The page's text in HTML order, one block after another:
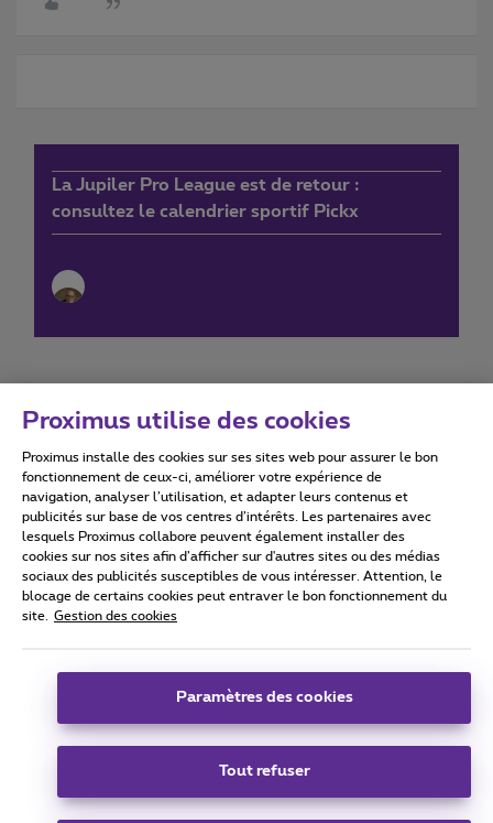
La Jupiler Pro League est de retour :
consultez le calendrier sportif Pickx
Conditions d'utilisation Accessibility statement
Tous droits réservés. © 2026
Conditions générales, info consommateur
Coordonnées de l’entreprise
Boulevard du Roi Albert II 27 - B-1030 Bruxelles.
Proximus utilise des cookies
Proximus installe des cookies sur ses sites web pour assurer le bon
fonctionnement de ceux-ci, améliorer votre expérience de
navigation, analyser l’utilisation, et adapter leurs contenus et
publicités sur base de vos centres d’intérêts. Les partenaires avec
lesquels Proximus collabore peuvent également installer des
cookies sur nos sites afin d’afficher sur d'autres sites ou des médias
sociaux des publicités susceptibles de vous intéresser. Attention, le
blocage de certains cookies peut entraver le bon fonctionnement du
site.
Gestion des cookies
Paramètres des cookies
Tout refuser